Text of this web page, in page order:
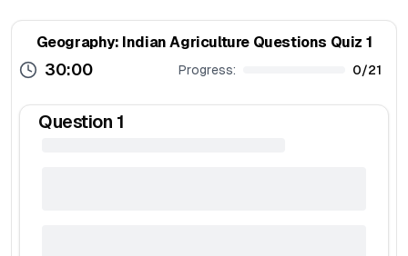
Geography: Indian Agriculture Questions Quiz 1
30:00 Progress: 0/21
Question 1